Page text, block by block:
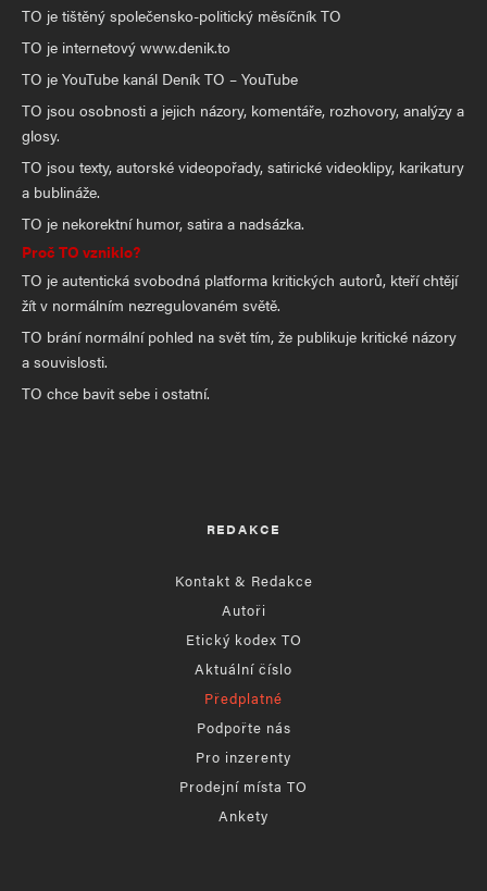
TO je tištěný společensko-politický měsíčník TO
TO je internetový www.denik.to
TO je YouTube kanál Deník TO – YouTube
TO jsou osobnosti a jejich názory, komentáře, rozhovory, analýzy a
glosy.
TO jsou texty, autorské videopořady, satirické videoklipy, karikatury
a bublináže.
TO je nekorektní humor, satira a nadsázka.
Proč TO vzniklo?
TO je autentická svobodná platforma kritických autorů, kteří chtějí
žít v normálním nezregulovaném světě.
TO brání normální pohled na svět tím, že publikuje kritické názory
a souvislosti.
TO chce bavit sebe i ostatní.
REDAKCE
Kontakt & Redakce
Autoři
Etický kodex TO
Aktuální číslo
Předplatné
Podpořte nás
Pro inzerenty
Prodejní místa TO
Ankety